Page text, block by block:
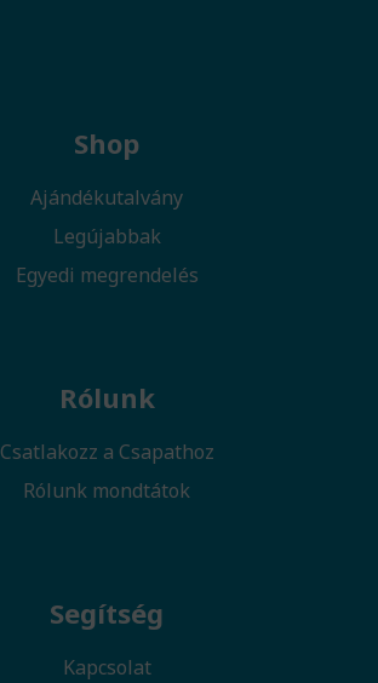
Shop
Ajándékutalvány
Legújabbak
Egyedi megrendelés
Rólunk
Csatlakozz a Csapathoz
Rólunk mondtátok
Segítség
Kapcsolat